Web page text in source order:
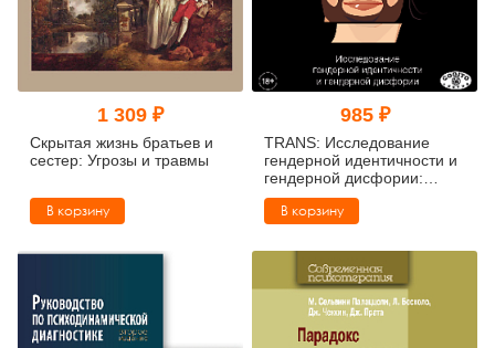
1 309 ₽
Скрытая жизнь братьев и
сестер: Угрозы и травмы
В корзину
985 ₽
TRANS: Исследование
гендерной идентичности и
гендерной дисфории:
Практическое руководство
В корзину